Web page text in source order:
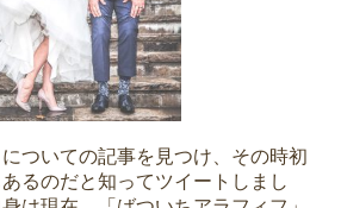
ついての記事を見つけ、その時初
るのだと知ってツイートしまし